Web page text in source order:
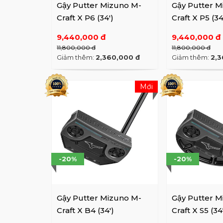
do
Một
"Khi
nhất
Gậy Putter Mizuno M-
Craft X P6 (34')
9,440,000 đ
11,800,000 đ
Giảm thêm: 2,360,000 đ
Gậy Putter
Craft X P5
9,440,000 đ
11,800,000 đ
Giảm thêm:
Gậy Putter Mizuno M-
Craft X B4 (34')
-20%
Mới
Gậy Putter
Craft X S5
-20%